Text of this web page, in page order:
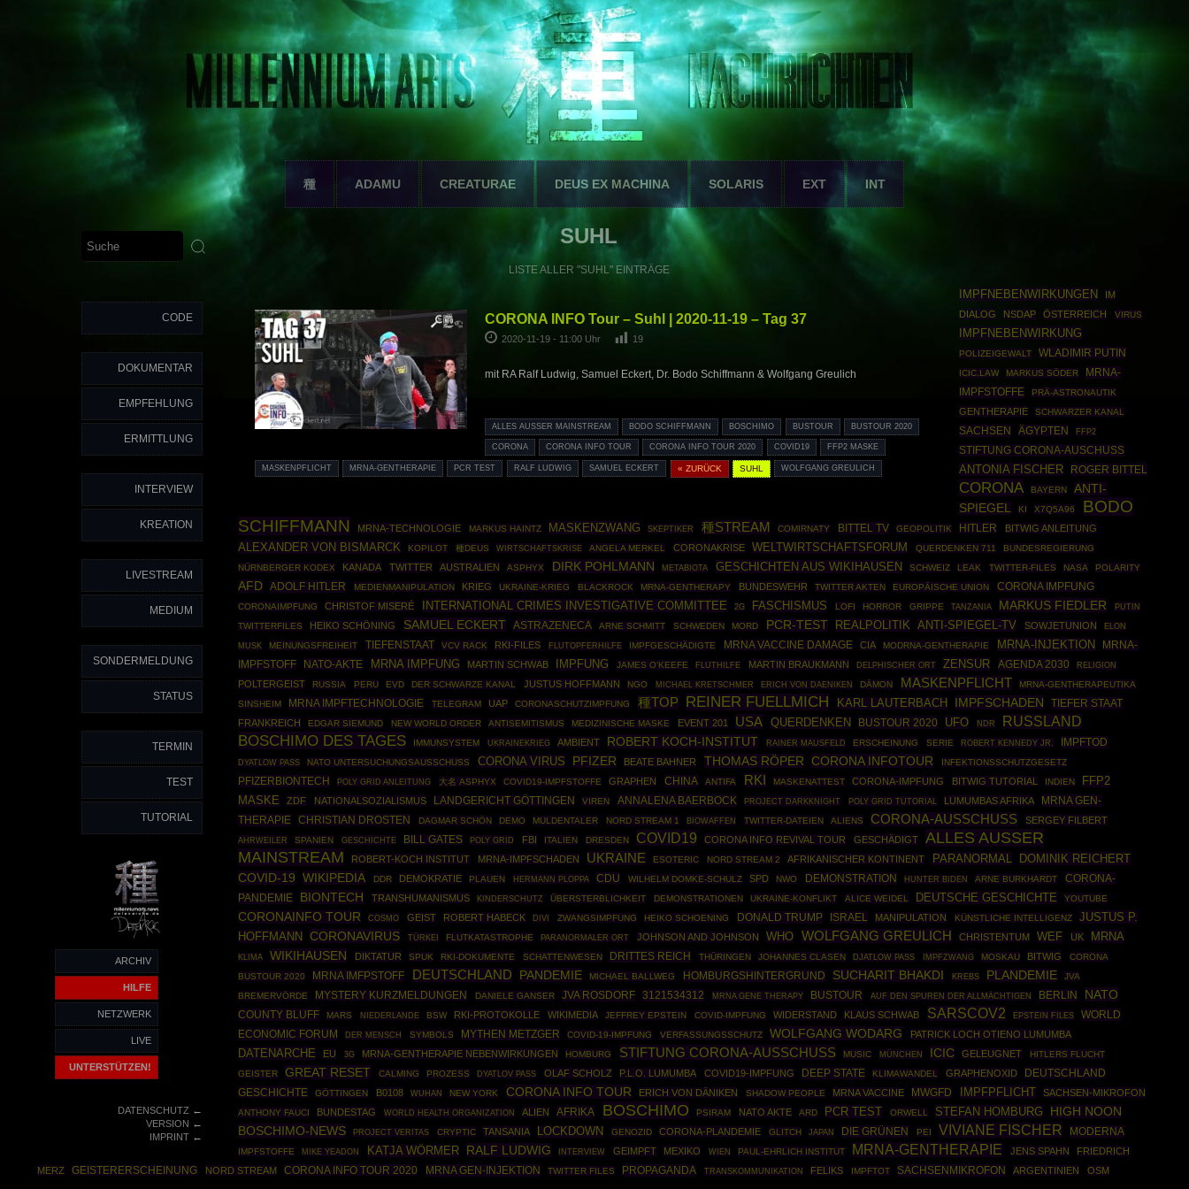
種 ADAMU CREATURAE DEUS EX MACHINA SOLARIS EXT INT
CODE
DOKUMENTAR
EMPFEHLUNG
ERMITTLUNG
INTERVIEW
KREATION
LIVESTREAM
MEDIUM
SONDERMELDUNG
STATUS
TERMIN
TEST
TUTORIAL
ARCHIV
HILFE
NETZWERK
LIVE
UNTERSTÜTZEN!
DATENSCHUTZ←
VERSION ←
IMPRINT←
SUHL
LISTE ALLER "SUHL" EINTRÄGE
CORONA INFO Tour – Suhl | 2020-11-19 – Tag 37
2020-11-19 - 11:00 Uhr 19
mit RA Ralf Ludwig, Samuel Eckert, Dr. Bodo Schiffmann & Wolfgang Greulich
ALLES AUSSER MAINSTREAM BODO SCHIFFMANN BOSCHIMO BUSTOUR BUSTOUR 2020
CORONA CORONA INFO TOUR CORONA INFO TOUR 2020 COVID19 FFP2 MASKE
MASKENPFLICHT MRNA-GENTHERAPIE PCR TEST RALF LUDWIG SAMUEL ECKERT « ZURÜCK SUHL WOLFGANG GREULICH
IMPFNEBENWIRKUNGEN
IM
DIALOG
NSDAP ÖSTERREICH VIRUS
IMPFNEBENWIRKUNG
POLIZEIGEWALT WLADIMIR PUTIN
ICIC.LAW MARKUS SÖDER
MRNA-
IMPFSTOFFE
PRÄ-ASTRONAUTIK
GENTHERAPIE SCHWARZER KANAL
SACHSEN ÄGYPTEN FFP2
STIFTUNG CORONA-AUSCHUSS
ANTONIA FISCHER ROGER BITTEL
CORONA BAYERN
ANTI-
SPIEGEL
KI X7Q5A96
BODO
SCHIFFMANN
MRNA-TECHNOLOGIE MARKUS HAINTZ MASKENZWANG SKEPTIKER 種STREAM COMIRNATY BITTEL TV GEOPOLITIK HITLER BITWIG ANLEITUNG
ALEXANDER VON BISMARCK KOPILOT 種DEUS WIRTSCHAFTSKRISE ANGELA MERKEL CORONAKRISE WELTWIRTSCHAFTSFORUM QUERDENKEN 711
BUNDESREGIERUNG
NÜRNBERGER KODEX
KANADA TWITTER AUSTRALIEN ASPHYX DIRK POHLMANN METABIOTA GESCHICHTEN AUS WIKIHAUSEN SCHWEIZ LEAK TWITTER-FILES NASA POLARITY
AFD ADOLF HITLER MEDIENMANIPULATION KRIEG UKRAINE-KRIEG BLACKROCK MRNA-GENTHERAPY BUNDESWEHR TWITTER AKTEN EUROPÄISCHE UNION CORONA IMPFUNG
CORONAIMPFUNG CHRISTOF MISERÉ INTERNATIONAL CRIMES INVESTIGATIVE COMMITTEE 2G FASCHISMUS LOFI HORROR GRIPPE TANZANIA MARKUS FIEDLER
PUTIN
TWITTERFILES
HEIKO SCHÖNING SAMUEL ECKERT ASTRAZENECA ARNE SCHMITT SCHWEDEN MORD PCR-TEST REALPOLITIK ANTI-SPIEGEL-TV SOWJETUNION ELON
MUSK MEINUNGSFREIHEIT TIEFENSTAAT VCV RACK RKI-FILES FLUTOPFERHILFE IMPFGESCHÄDIGTE MRNA VACCINE DAMAGE CIA MODRNA-GENTHERAPIE MRNA-INJEKTION
MRNA-
IMPFSTOFF
NATO-AKTE MRNA IMPFUNG MARTIN SCHWAB IMPFUNG JAMES O'KEEFE FLUTHILFE MARTIN BRAUKMANN DELPHISCHER ORT ZENSUR AGENDA 2030 RELIGION
POLTERGEIST RUSSIA PERU EVD DER SCHWARZE KANAL JUSTUS HOFFMANN NGO MICHAEL KRETSCHMER ERICH VON DAENIKEN DÄMON MASKENPFLICHT
MRNA-GENTHERAPEUTIKA
SINSHEIM
MRNA IMPFTECHNOLOGIE TELEGRAM UAP CORONASCHUTZIMPFUNG 種TOP REINER FUELLMICH KARL LAUTERBACH IMPFSCHADEN TIEFER STAAT
FRANKREICH EDGAR SIEMUND NEW WORLD ORDER ANTISEMITISMUS MEDIZINISCHE MASKE EVENT 201 USA QUERDENKEN BUSTOUR 2020 UFO NDR RUSSLAND
BOSCHIMO DES TAGES IMMUNSYSTEM UKRAINEKRIEG AMBIENT ROBERT KOCH-INSTITUT RAINER MAUSFELD ERSCHEINUNG SERIE ROBERT KENNEDY JR. IMPFTOD
DYATLOW PASS NATO UNTERSUCHUNGSAUSSCHUSS CORONA VIRUS PFIZER BEATE BAHNER THOMAS RÖPER CORONA INFOTOUR INFEKTIONSSCHUTZGESETZ
PFIZERBIONTECH POLY GRID ANLEITUNG 大名 ASPHYX COVID19-IMPFSTOFFE GRAPHEN CHINA ANTIFA RKI MASKENATTEST CORONA-IMPFUNG BITWIG TUTORIAL INDIEN
FFP2
MASKE
ZDF NATIONALSOZIALISMUS LANDGERICHT GÖTTINGEN VIREN ANNALENA BAERBOCK PROJECT DARKKNIGHT POLY GRID TUTORIAL LUMUMBAS AFRIKA
MRNA GEN-
THERAPIE
CHRISTIAN DROSTEN DAGMAR SCHÖN DEMO MULDENTALER NORD STREAM 1 BIOWAFFEN TWITTER-DATEIEN ALIENS CORONA-AUSSCHUSS SERGEY FILBERT
AHRWEILER SPANIEN GESCHICHTE BILL GATES POLY GRID FBI ITALIEN DRESDEN COVID19 CORONA INFO REVIVAL TOUR GESCHÄDIGT
ALLES AUSSER
MAINSTREAM
ROBERT-KOCH INSTITUT MRNA-IMPFSCHADEN UKRAINE ESOTERIC NORD STREAM 2 AFRIKANISCHER KONTINENT PARANORMAL DOMINIK REICHERT
COVID-19 WIKIPEDIA DDR DEMOKRATIE PLAUEN HERMANN PLOPPA CDU WILHELM DOMKE-SCHULZ SPD NWO DEMONSTRATION HUNTER BIDEN ARNE BURKHARDT
CORONA-
PANDEMIE
BIONTECH TRANSHUMANISMUS KINDERSCHUTZ ÜBERSTERBLICHKEIT DEMONSTRATIONEN UKRAINE-KONFLIKT ALICE WEIDEL DEUTSCHE GESCHICHTE YOUTUBE
CORONAINFO TOUR COSMO GEIST ROBERT HABECK DIVI ZWANGSIMPFUNG HEIKO SCHOENING DONALD TRUMP ISRAEL MANIPULATION KÜNSTLICHE INTELLIGENZ
JUSTUS P.
HOFFMANN
CORONAVIRUS TÜRKEI FLUTKATASTROPHE PARANORMALER ORT JOHNSON AND JOHNSON WHO WOLFGANG GREULICH CHRISTENTUM WEF UK MRNA
KLIMA WIKIHAUSEN DIKTATUR SPUK RKI-DOKUMENTE SCHATTENWESEN DRITTES REICH THÜRINGEN JOHANNES CLASEN DJATLOW PASS IMPFZWANG MOSKAU BITWIG
CORONA
BUSTOUR 2020
MRNA IMFPSTOFF DEUTSCHLAND PANDEMIE MICHAEL BALLWEG HOMBURGSHINTERGRUND SUCHARIT BHAKDI KREBS PLANDEMIE
JVA
BREMERVÖRDE
MYSTERY KURZMELDUNGEN DANIELE GANSER JVA ROSDORF 3121534312 MRNA GENE THERAPY BUSTOUR AUF DEN SPUREN DER ALLMÄCHTIGEN BERLIN NATO
COUNTY BLUFF MARS NIEDERLANDE BSW RKI-PROTOKOLLE WIKIMEDIA JEFFREY EPSTEIN COVID-IMPFUNG WIDERSTAND KLAUS SCHWAB SARSCOV2 EPSTEIN FILES
WORLD
ECONOMIC FORUM
DER MENSCH SYMBOLS MYTHEN METZGER COVID-19-IMPFUNG VERFASSUNGSSCHUTZ WOLFGANG WODARG PATRICK LOCH OTIENO LUMUMBA
DATENARCHE EU 3G MRNA-GENTHERAPIE NEBENWIRKUNGEN HOMBURG STIFTUNG CORONA-AUSSCHUSS MUSIC MÜNCHEN ICIC GELEUGNET
HITLERS FLUCHT
GEISTER
GREAT RESET CALMING PROZESS DYATLOV PASS OLAF SCHOLZ P.L.O. LUMUMBA COVID19-IMPFUNG DEEP STATE KLIMAWANDEL GRAPHENOXID
DEUTSCHLAND
GESCHICHTE
GÖTTINGEN B0108 WUHAN NEW YORK CORONA INFO TOUR ERICH VON DÄNIKEN SHADOW PEOPLE MRNA VACCINE MWGFD IMPFPFLICHT SACHSEN-MIKROFON
ANTHONY FAUCI BUNDESTAG WORLD HEALTH ORGANIZATION ALIEN AFRIKA BOSCHIMO PSIRAM NATO AKTE ARD PCR TEST ORWELL STEFAN HOMBURG HIGH NOON
BOSCHIMO-NEWS PROJECT VERITAS CRYPTIC TANSANIA LOCKDOWN GENOZID CORONA-PLANDEMIE GLITCH JAPAN DIE GRÜNEN PEI VIVIANE FISCHER MODERNA
IMPFSTOFFE MIKE YEADON KATJA WÖRMER RALF LUDWIG INTERVIEW GEIMPFT MEXIKO WIEN PAUL-EHRLICH INSTITUT MRNA-GENTHERAPIE JENS SPAHN
FRIEDRICH
MERZ
GEISTERERSCHEINUNG NORD STREAM CORONA INFO TOUR 2020 MRNA GEN-INJEKTION TWITTER FILES PROPAGANDA TRANSKOMMUNIKATION FELIKS IMPFTOT SACHSENMIKROFON ARGENTINIEN OSM